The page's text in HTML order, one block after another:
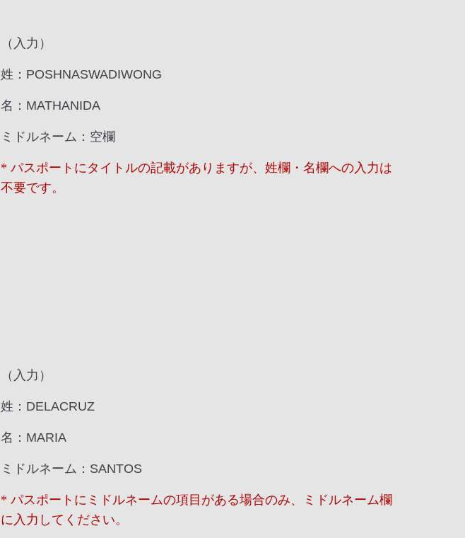
（入力）
姓：POSHNASWADIWONG
名：MATHANIDA
ミドルネーム：空欄
* パスポートにタイトルの記載がありますが、姓欄・名欄への入力は
不要です。
（入力）
姓：DELACRUZ
名：MARIA
ミドルネーム：SANTOS
* パスポートにミドルネームの項目がある場合のみ、ミドルネーム欄
に入力してください。